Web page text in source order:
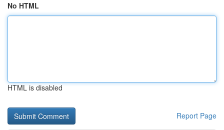
No HTML
HTML is disabled
Report Page